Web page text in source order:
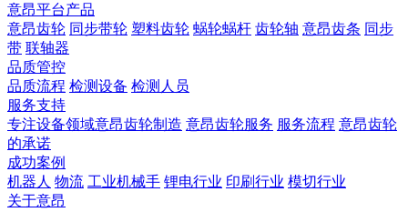
意昂平台产品
意昂齿轮 同步带轮 塑料齿轮 蜗轮蜗杆 齿轮轴 意昂齿条 同步
带 联轴器
品质管控
品质流程 检测设备 检测人员
服务支持
专注设备领域意昂齿轮制造 意昂齿轮服务 服务流程 意昂齿轮
的承诺
成功案例
机器人 物流 工业机械手 锂电行业 印刷行业 模切行业
关于意昂